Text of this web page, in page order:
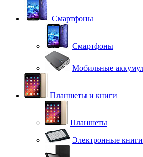
Смартфоны
Смартфоны
Мобильные
Планшеты и книги
Планшеты
Электронные книги